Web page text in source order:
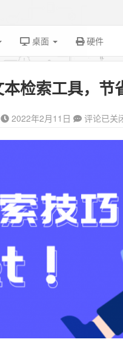
桌面 硬件
检索工具，节
2022年2月11日 评论已关